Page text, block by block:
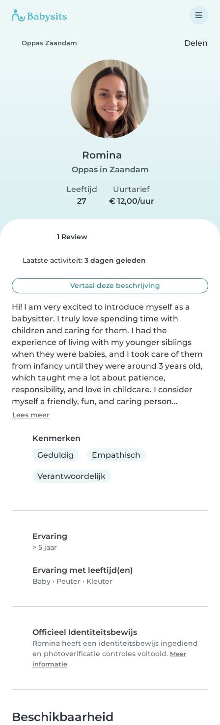
Oppas Zaandam Delen
Romina
Oppas in Zaandam
Leeftijd
27
Uurtarief
€ 12,00/uur
1 Review
Laatste activiteit: 3 dagen geleden
Vertaal deze beschrijving
Hi! I am very excited to introduce myself as a
babysitter. I truly love spending time with
children and caring for them. I had the
experience of living with my younger siblings
when they were babies, and I took care of them
from infancy until they were around 3 years old,
which taught me a lot about patience,
responsibility, and love in childcare. I consider
myself a friendly, fun, and caring person...
Lees meer
Kenmerken
Geduldig
Empathisch
Verantwoordelijk
Ervaring
> 5 jaar
Ervaring met leeftijd(en)
Baby • Peuter • Kleuter
Officieel Identiteitsbewijs
Romina heeft een identiteitsbewijs ingediend
en photoverificatie controles voltooid. Meer
informatie
Beschikbaarheid